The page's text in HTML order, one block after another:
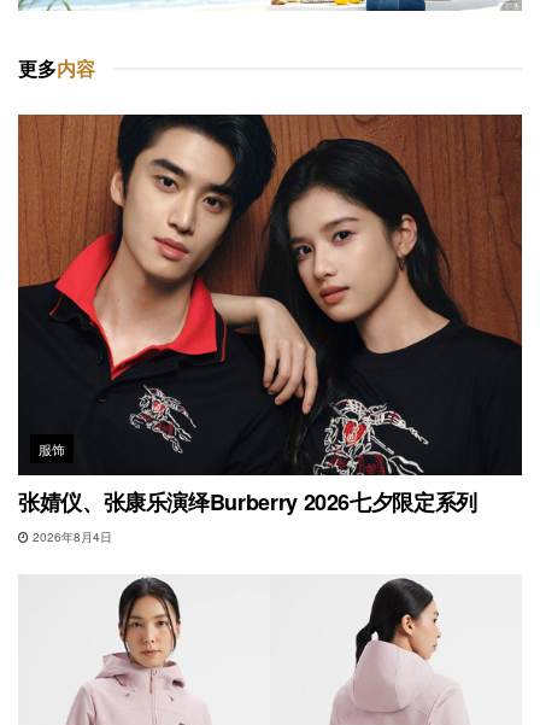
更多内容
服饰
张婧仪、张康乐演绎Burberry 2026七夕限定系列
2026年8月4日